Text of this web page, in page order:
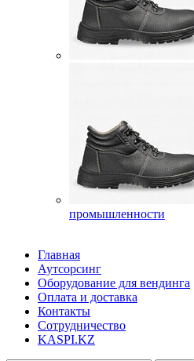
промышленности
Главная
Аутсорсинг
Оборудование для вендинга
Оплата и доставка
Контакты
Сотрудничество
KASPI.KZ